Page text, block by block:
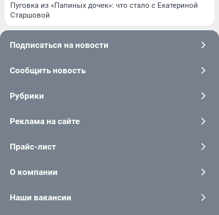
Пуговка из «Папиных дочек»: что стало с Екатериной
Старшовой
Подписаться на новости
Сообщить новость
Рубрики
Реклама на сайте
Прайс-лист
О компании
Наши вакансии